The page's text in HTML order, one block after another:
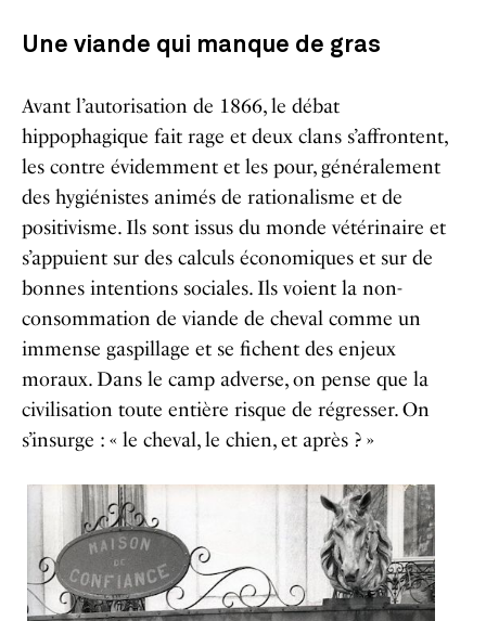
Une viande qui manque de gras
Avant l’autorisation de 1866, le débat
hippophagique fait rage et deux clans s’affrontent,
les contre évidemment et les pour, généralement
des hygiénistes animés de rationalisme et de
positivisme. Ils sont issus du monde vétérinaire et
s’appuient sur des calculs économiques et sur de
bonnes intentions sociales. Ils voient la non-
consommation de viande de cheval comme un
immense gaspillage et se fichent des enjeux
moraux. Dans le camp adverse, on pense que la
civilisation toute entière risque de régresser. On
s’insurge : « le cheval, le chien, et après ? »